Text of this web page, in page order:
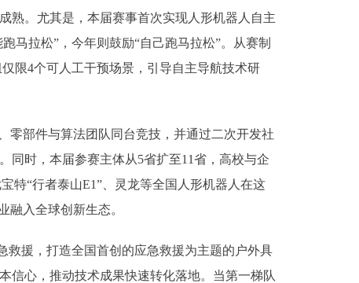
熟。尤其是，本届赛事首次实现人形机器人自主
马拉松”，今年则鼓励“自己跑马拉松”。从赛制
限4个可人工干预场景，引导自主导航技术研
部件与算法团队同台竞技，并通过二次开发社
同时，本届参赛主体从5省扩至11省，高校与企
特“行者泰山E1”、灵龙等全国人形机器人在这
融入全球创新生态。
援，打造全国首创的应急救援为主题的户外具
信心，推动技术成果快速转化落地。当第一梯队